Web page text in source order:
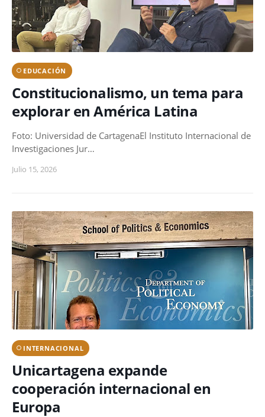
EDUCACIÓN
Constitucionalismo, un tema para
explorar en América Latina
Foto: Universidad de CartagenaEl Instituto Internacional de
Investigaciones Jur…
Julio 15, 2026
INTERNACIONAL
Unicartagena expande
cooperación internacional en
Europa